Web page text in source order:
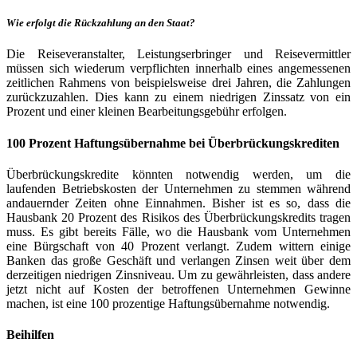
Wie erfolgt die Rückzahlung an den Staat?
Die Reiseveranstalter, Leistungserbringer und Reisevermittler
müssen sich wiederum verpflichten innerhalb eines angemessenen
zeitlichen Rahmens von beispielsweise drei Jahren, die Zahlungen
zurückzuzahlen. Dies kann zu einem niedrigen Zinssatz von ein
Prozent und einer kleinen Bearbeitungsgebühr erfolgen.
100 Prozent Haftungsübernahme bei Überbrückungskrediten
Überbrückungskredite könnten notwendig werden, um die
laufenden Betriebskosten der Unternehmen zu stemmen während
andauernder Zeiten ohne Einnahmen. Bisher ist es so, dass die
Hausbank 20 Prozent des Risikos des Überbrückungskredits tragen
muss. Es gibt bereits Fälle, wo die Hausbank vom Unternehmen
eine Bürgschaft von 40 Prozent verlangt. Zudem wittern einige
Banken das große Geschäft und verlangen Zinsen weit über dem
derzeitigen niedrigen Zinsniveau. Um zu gewährleisten, dass andere
jetzt nicht auf Kosten der betroffenen Unternehmen Gewinne
machen, ist eine 100 prozentige Haftungsübernahme notwendig.
Beihilfen